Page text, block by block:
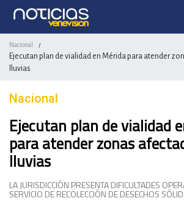
Nacional /
Ejecutan plan de vialidad en Mérida para atender
lluvias
Nacional
Ejecutan plan de vialidad
para atender zonas
lluvias
LA JURISDICCIÓN PRESENTA DIFICULTADES
SERVICIO DE RECOLECCIÓN DE DESECHOS